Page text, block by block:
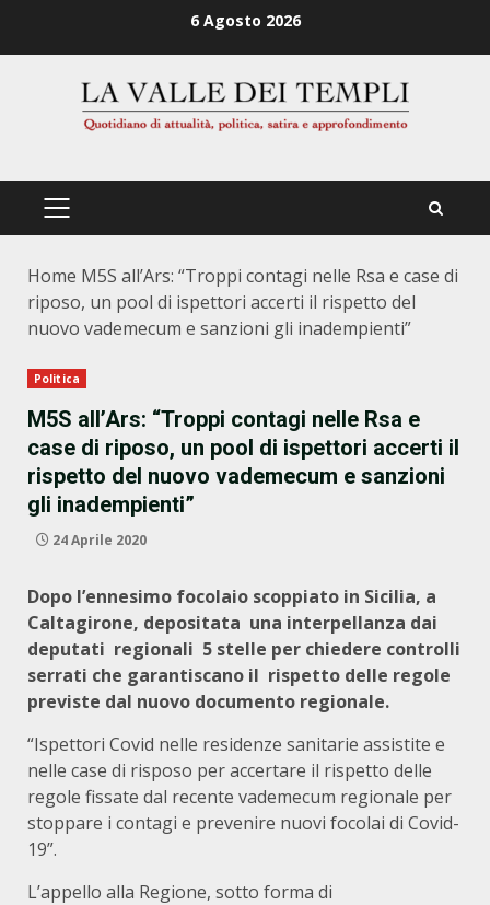
6 Agosto 2026
PRIMÄRES
Home M5S all’Ars: “Troppi contagi nelle Rsa e case di
riposo, un pool di ispettori accerti il rispetto del
nuovo vademecum e sanzioni gli inadempienti”
Politica
M5S all’Ars: “Troppi contagi nelle Rsa e
case di riposo, un pool di ispettori accerti il
rispetto del nuovo vademecum e sanzioni
gli inadempienti”
24 Aprile 2020
Dopo l’ennesimo focolaio scoppiato in Sicilia, a
Caltagirone, depositata una interpellanza dai
deputati regionali 5 stelle per chiedere controlli
serrati che garantiscano il rispetto delle regole
previste dal nuovo documento regionale.
“Ispettori Covid nelle residenze sanitarie assistite e
nelle case di risposo per accertare il rispetto delle
regole fissate dal recente vademecum regionale per
stoppare i contagi e prevenire nuovi focolai di Covid-
19”.
L’appello alla Regione, sotto forma di